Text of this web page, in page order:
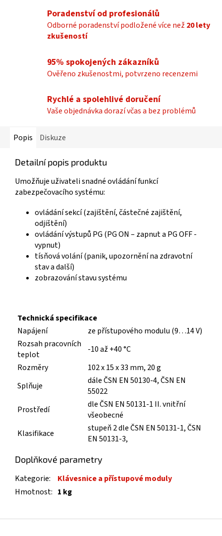
Poradenství od profesionálů
Odborné poradenství podložené více než 20 lety
zkušeností
95% spokojených zákazníků
Ověřeno zkušenostmi, potvrzeno recenzemi
Rychlé a spolehlivé doručení
Vaše objednávka dorazí včas a bez problémů
Popis Diskuze
Detailní popis produktu
Umožňuje uživateli snadné ovládání funkcí
zabezpečovacího systému:
ovládání sekcí (zajištění, částečné zajištění,
odjištění)
ovládání výstupů PG (PG ON – zapnut a PG OFF -
vypnut)
tísňová volání (panik, upozornění na zdravotní
stav a další)
zobrazování stavu systému
Technická specifikace
Napájení
ze přístupového modulu (9…14 V)
Rozsah pracovních
teplot
-10 až +40 °C
Rozměry
102 x 15 x 33 mm, 20 g
Splňuje
dále ČSN EN 50130-4, ČSN EN
55022
Prostředí
dle ČSN EN 50131-1 II. vnitřní
všeobecné
Klasifikace
stupeň 2 dle ČSN EN 50131-1, ČSN
EN 50131-3,
Doplňkové parametry
Kategorie:
Klávesnice a přístupové moduly
Hmotnost: 1 kg